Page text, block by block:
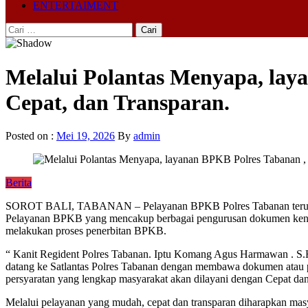
ENTERTAIMENT
Cari
untuk:
Melalui Polantas Menyapa,
Cepat, dan Transparan.
Posted on : Mei 19, 2026 By admin
Berita
SOROT BALI, TABANAN – Pelayanan BPKB Polres Tabanan
Pelayanan BPKB yang mencakup berbagai pengurusan dokumen
melakukan proses penerbitan BPKB.
“ Kanit Regident Polres Tabanan. Iptu Komang Agus Harmawan .
datang ke Satlantas Polres Tabanan dengan membawa dokumen
persyaratan yang lengkap masyarakat akan dilayani dengan Cepat
Melalui pelayanan yang mudah, cepat dan transparan diharapkan